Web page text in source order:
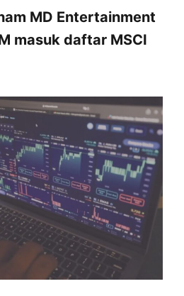
MD Entertainment
masuk daftar MSCI